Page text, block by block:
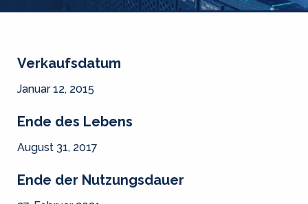
Verkaufsdatum
Januar 12, 2015
Ende des Lebens
August 31, 2017
Ende der Nutzungsdauer